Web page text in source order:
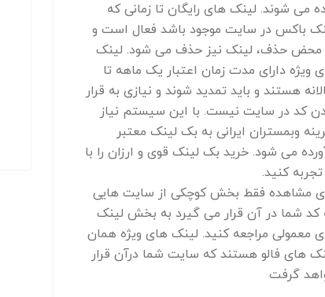
می شوند. لینک های رایگان تا زمانی که
باکس در سایت موجود باشد فعال است و
محض حذف، لینک نیز حذف می شود. لینک
ویژه دارای مدت زمان اعتبار یک ماهه تا
هستند و باید تمدید شوند و نیازی به قرار
کد در سایت نیست. با این سیستم نیاز
وبمستران ایرانی به بک لینک معتبر
می شود. خرید بک لینک قوی و ارزان را با
تجربه کنید.
مشاهده فقط بخش کوچکی از سایت هایی
کد شما در آن قرار می گیرد به بخش لینک
معمولی مراجعه کنید. لینک های ویژه همان
های فالو هستند که سایت شما درآن قرار
گرفت